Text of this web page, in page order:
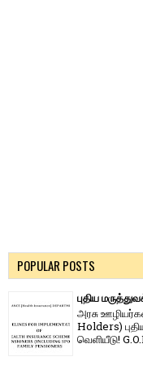
POPULAR POSTS
புதிய
அரசு
Holders)
வெளியீடு!